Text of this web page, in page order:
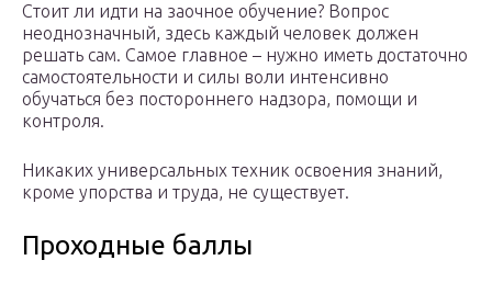
Стоит ли идти на заочное обучение? Вопрос
неоднозначный, здесь каждый человек должен
решать сам. Самое главное – нужно иметь достаточно
самостоятельности и силы воли интенсивно
обучаться без постороннего надзора, помощи и
контроля.
Никаких универсальных техник освоения знаний,
кроме упорства и труда, не существует.
Проходные баллы